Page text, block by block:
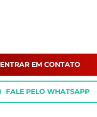
ENTRAR EM CONTATO
FALE PELO WHATSAPP